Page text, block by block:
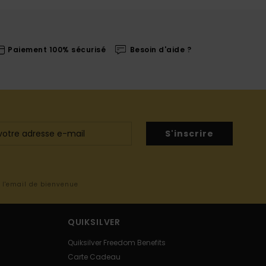
Paiement 100% sécurisé Besoin d'aide ?
S'inscrire
de bienvenue
QUIKSILVER
Quiksilver Freedom Benefits
Carte Cadeau